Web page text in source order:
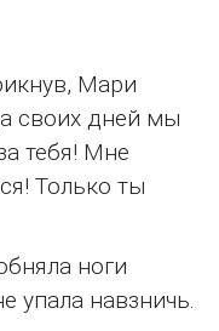
Мари
своих дней мы
тебя! Мне
Только ты
ноги
упала навзничь.